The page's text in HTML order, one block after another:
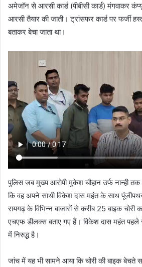
अमेजॉन से आरसी कार्ड (पीबीसी कार्ड) मंगवाकर
आरसी तैयार की जाती। ट्रांसफर कार्ड पर फर्जी
बताकर बेचा जाता था।
पुलिस जब मुख्य आरोपी मुकेश चौहान उर्फ नान्ही तक
कि वह अपने साथी विकेश दास महंत के साथ
रायगढ़ के विभिन्न बाजारों से करीब 25 बाइक
एचएफ डीलक्स बताए गए हैं। विकेश दास महंत
में निरुद्ध है।
जांच में यह भी सामने आया कि चोरी की बाइक